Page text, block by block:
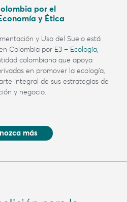
por el
y Ética
y Uso del Suelo está
Colombia por E3 – Ecología,
colombiana que apoya
en promover la ecología,
integral de sus estrategias de
y negocio.
más